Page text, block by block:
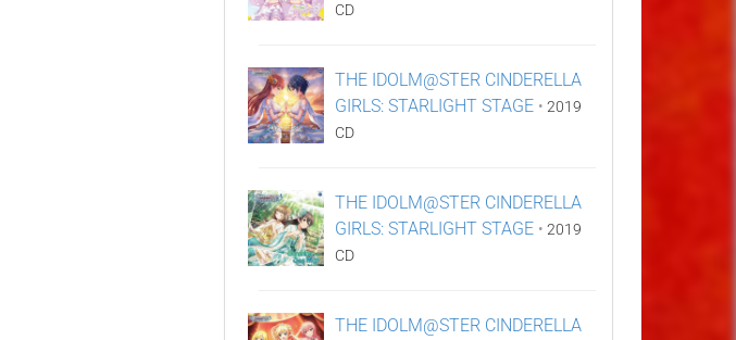
CD
THE IDOLM@STER CINDERELLA
GIRLS: STARLIGHT STAGE • 2019
CD
THE IDOLM@STER CINDERELLA
GIRLS: STARLIGHT STAGE • 2019
CD
THE IDOLM@STER CINDERELLA